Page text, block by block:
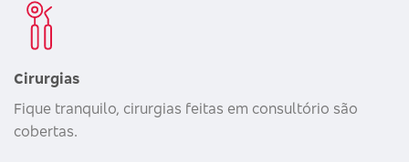
Cirurgias
Fique tranquilo, cirurgias feitas em consultório são
cobertas.